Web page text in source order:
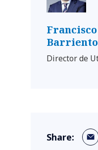
Director de
Share: